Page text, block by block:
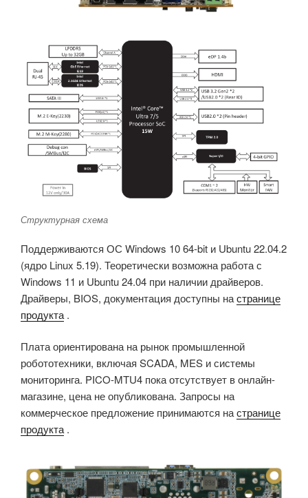
Структурная схема
Поддерживаются ОС Windows 10 64-bit и Ubuntu 22.04.2
(ядро Linux 5.19). Теоретически возможна работа с
Windows 11 и Ubuntu 24.04 при наличии драйверов.
Драйверы, BIOS, документация доступны настранице
продукта .
Плата ориентирована на рынок промышленной
робототехники, включая SCADA, MES и системы
мониторинга. PICO-MTU4 пока отсутствует в онлайн-
магазине, цена не опубликована. Запросы на
коммерческое предложение принимаются настранице
продукта.